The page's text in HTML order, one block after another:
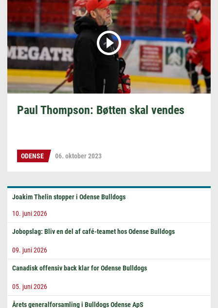
Paul Thompson: Bøtten skal vendes
ODENSE 06. oktober 2023
Joakim Thelin stopper i Odense Bulldogs
10. juni 2026
Jobopslag: Bliv en del af café-teamet hos Odense Bulldogs
09. juni 2026
Canadisk offensiv back klar for Odense Bulldogs
05. juni 2026
Årets generalforsamling i Bulldogs Odense ApS